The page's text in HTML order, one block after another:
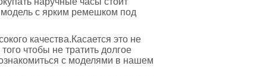
модель с ярким ремешком под
качества.Касается это не
чтобы не тратить долгое
с моделями в нашем